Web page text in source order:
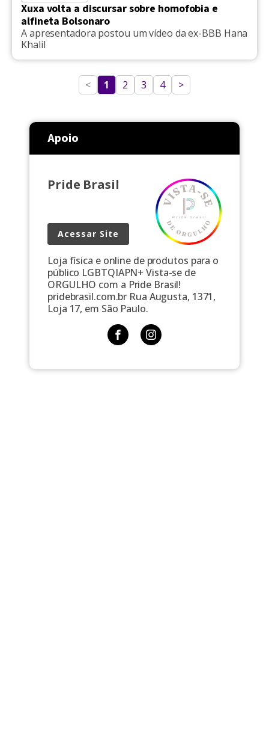
Xuxa volta a discursar sobre homofobia e
alfineta Bolsonaro
A apresentadora postou um vídeo da ex-BBB Hana
Khalil
< 1 2 3 4 >
Apoio
Pride Brasil
Acessar Site
Loja física e online de produtos para o
público LGBTQIAPN+ Vista-se de
ORGULHO com a Pride Brasil!
pridebrasil.com.br Rua Augusta, 1371,
Loja 17, em São Paulo.